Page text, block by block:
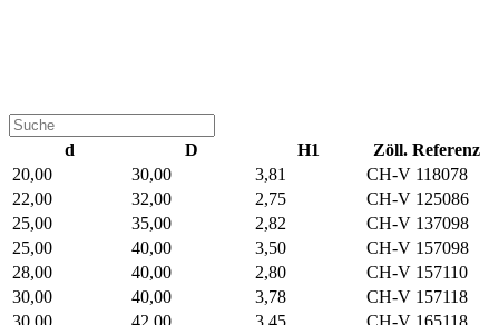
d D H1
Zöll. Referenz
20,00
30,00 3,81
CH-V 118078
22,00
32,00 2,75
CH-V 125086
25,00
35,00 2,82
CH-V 137098
25,00
40,00 3,50
CH-V 157098
28,00
40,00 2,80
CH-V 157110
30,00
40,00 3,78
CH-V 157118
30,00
42,00 3,45
CH-V 165118